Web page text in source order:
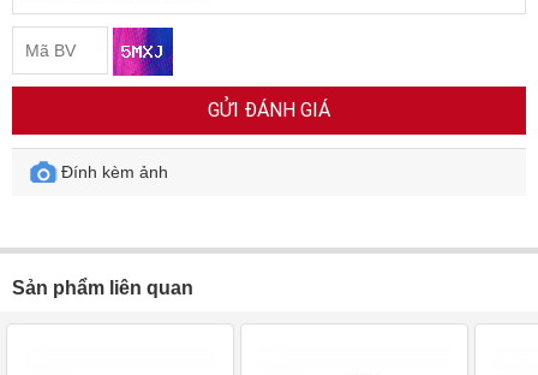
GỬI ĐÁNH GIÁ
Đính kèm ảnh
Sản phẩm liên quan